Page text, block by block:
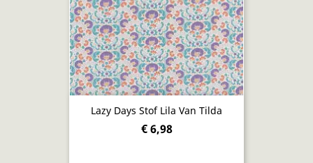
Lazy Days Stof Lila Van Tilda
€ 6,98